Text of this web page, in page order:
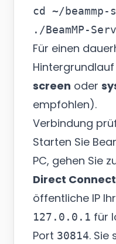
cd ~/
Für einen
screen oder
empfohlen).
Verbindung
Starten Sie
PC, gehen Sie
Direct
öffentliche IP
127.0.0.1 für
Port 30814. Sie